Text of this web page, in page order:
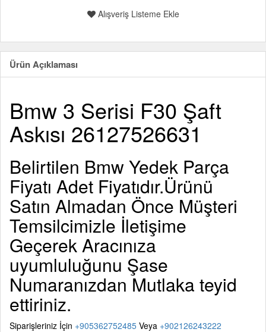
Alışveriş Listeme Ekle
Ürün Açıklaması
Bmw 3 Serisi F30 Şaft
Askısı 26127526631
Belirtilen Bmw Yedek Parça
Fiyatı Adet Fiyatıdır.Ürünü
Satın Almadan Önce Müşteri
Temsilcimizle İletişime
Geçerek Aracınıza
uyumluluğunu Şase
Numaranızdan Mutlaka teyid
ettiriniz.
Siparişleriniz İçin +905362752485 Veya +902126243222